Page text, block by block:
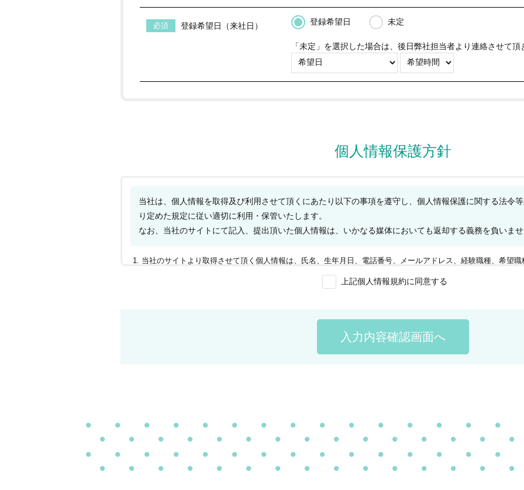
登録希望日（来社日） 登録希望日 未定
「未定」を選択した場合は、後日弊社担当者より連絡させて頂
個人情報保護方針
当社は、個人情報を取得及び利用させて頂くにあたり以下の事項を遵守し、個人情報保護に関する法令
り定めた規定に従い適切に利用・保管いたします。
なお、当社のサイトにて記入、提出頂いた個人情報は、いかなる媒体においても返却する義務を負いま
当社のサイトより取得させて頂く個人情報は、氏名、生年月日、電話番号、メールアドレス、経験職種、希望
個人情報は、登録の案内、仕事の紹介のために利用させて頂きます。
頂いた場合には、ご本人であることを確認できた場合に限り、速やかに手続きを行います。
上記個人情報規約に同意する
入力内容確認画面へ